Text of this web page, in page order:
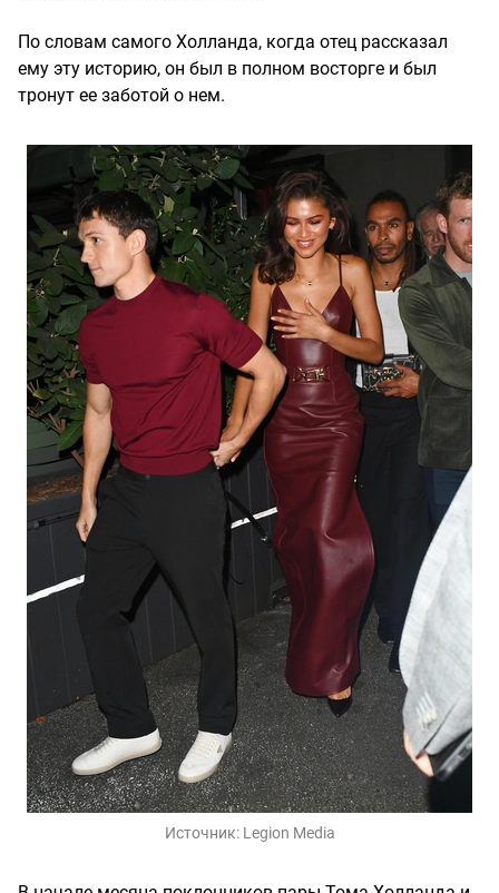
По словам самого Холланда, когда отец рассказал
ему эту историю, он был в полном восторге и был
тронут ее заботой о нем.
Источник: Legion Media